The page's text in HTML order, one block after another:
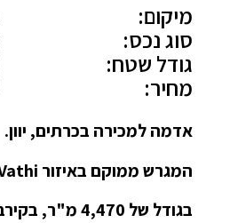
מיקום:
סוג נכס:
גודל שטח:
מחיר:
אדמה למכירה בכרתים, יוון.
המגרש ממוקם באיזור Mikro Vathi במרחק נסיעה קצר מ- Agios Nikolaos,
בגודל של 4,470 מ"ר, בקירבה לחופים ואיזורי בילוי, עם אפשרות בנייה של עד 210 מ"ר בנוי.